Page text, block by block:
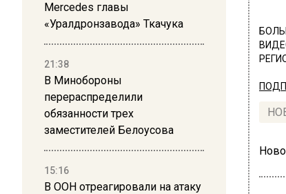
Mercedes главы
«Уралдронзавода» Ткачука
21:38
В Минобороны
перераспределили
обязанности трех
заместителей Белоусова
15:16
В ООН отреагировали на атаку